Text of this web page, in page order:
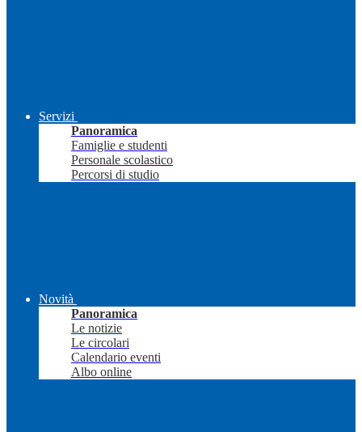
Servizi
Panoramica
Famiglie e studenti
Personale scolastico
Percorsi di studio
Novità
Panoramica
Le notizie
Le circolari
Calendario eventi
Albo online